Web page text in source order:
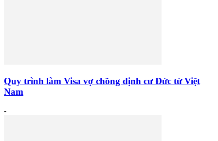
Quy trình làm Visa vợ chồng định cư Đức từ Việt
Nam
-